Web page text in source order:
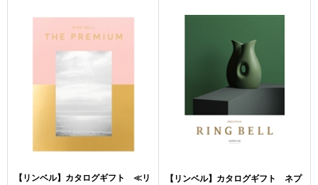
【リンベル】カタログギフト ≪リ
【リンベル】カタログギフト ネプ